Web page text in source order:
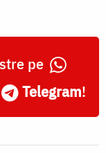
pe
Telegram!